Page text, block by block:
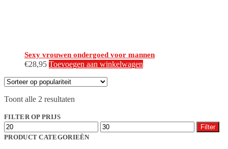
Sexy vrouwen ondergoed voor mannen
€28,95 Toevoegen aan winkelwagen
Toont alle 2 resultaten
FILTER OP PRIJS
Min.
prijs
Max.
prijs
Filter
PRODUCT CATEGORIEËN